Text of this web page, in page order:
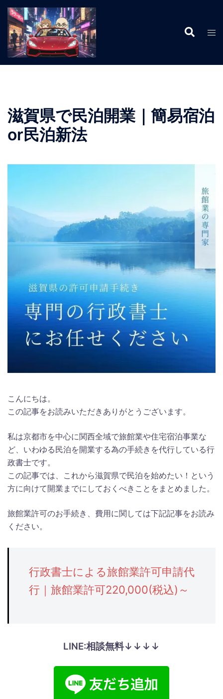
検
索
ト
ー
滋賀県で民泊開業｜簡易宿泊
or民泊新法
こんにちは。
この記事をお読みいただきありがとうございます。
私は京都市を中心に関西全域で旅館業や住宅宿泊事業な
ど、いわゆる民泊を開業する為の手続きを代行している行
政書士です。
この記事では、これから滋賀県で民泊を始めたい！という
方に向けて開業までにしておくべきことをまとめました。
旅館業許可のお手続き、費用に関しては下記記事をお読み
ください。
行政書士による旅館業許可申請代
行｜旅館業許可220,000(税込)～
LINE:相談無料↓↓↓↓